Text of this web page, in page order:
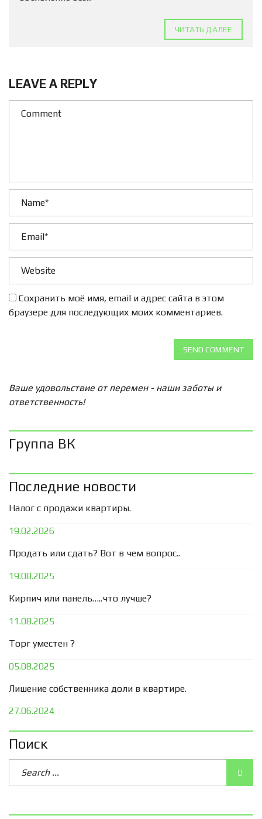
ЧИТАТЬ ДАЛЕЕ
LEAVE A REPLY
Сохранить моё имя, email и адрес сайта в этом
браузере для последующих моих комментариев.
SEND COMMENT
Ваше удовольствие от перемен - наши заботы и
ответственность!
Группа ВК
Последние новости
Налог с продажи квартиры.
19.02.2026
Продать или сдать? Вот в чем вопрос..
19.08.2025
Кирпич или панель…..что лучше?
11.08.2025
Торг уместен ?
05.08.2025
Лишение собственника доли в квартире.
27.06.2024
Поиск